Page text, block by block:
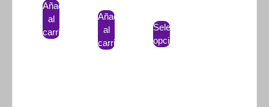
Añadir
al
carrito
Añadir
al
carrito
Seleccionar
opciones